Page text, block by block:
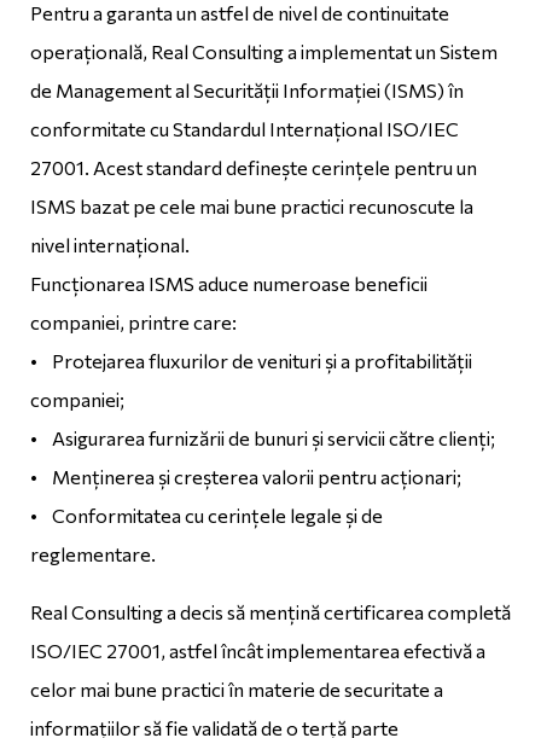
Pentru a garanta un astfel de nivel de continuitate
operațională, Real Consulting a implementat un Sistem
de Management al Securității Informației (ISMS) în
conformitate cu Standardul Internațional ISO/IEC
27001. Acest standard definește cerințele pentru un
ISMS bazat pe cele mai bune practici recunoscute la
nivel internațional.
Funcționarea ISMS aduce numeroase beneficii
companiei, printre care:
• Protejarea fluxurilor de venituri și a profitabilității
companiei;
• Asigurarea furnizării de bunuri și servicii către clienți;
• Menținerea și creșterea valorii pentru acționari;
• Conformitatea cu cerințele legale și de
reglementare.
Real Consulting a decis să mențină certificarea completă
ISO/IEC 27001, astfel încât implementarea efectivă a
celor mai bune practici în materie de securitate a
informațiilor să fie validată de o terță parte